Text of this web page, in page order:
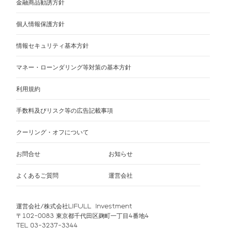
金融商品勧誘方針
個人情報保護方針
情報セキュリティ基本方針
マネー・ローンダリング等対策の基本方針
利用規約
手数料及びリスク等の広告記載事項
クーリング・オフについて
お問合せ お知らせ
よくあるご質問 運営会社
運営会社/株式会社LIFULL Investment
〒102-0083 東京都千代田区麹町一丁目4番地4
TEL 03-3237-3344